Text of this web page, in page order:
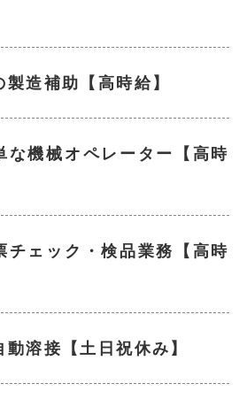
造補助【高時給】
な機械オペレーター【高時
チェック・検品業務【高時
溶接【土日祝休み】